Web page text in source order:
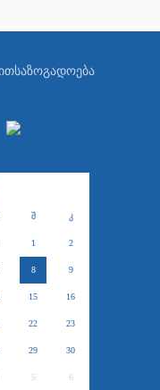
საზოგადოება
შ კ
1 2
8 9
15 16
22 23
29 30
5 6